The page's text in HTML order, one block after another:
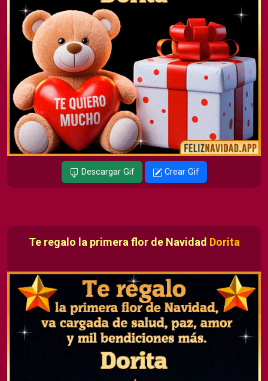
Descargar Gif Crear Gif
Te regalo la primera flor de Navidad Dorita